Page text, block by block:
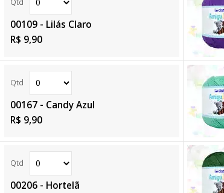
00109 - Lilás Claro
R$ 9,90
00167 - Candy Azul
R$ 9,90
00206 - Hortelã